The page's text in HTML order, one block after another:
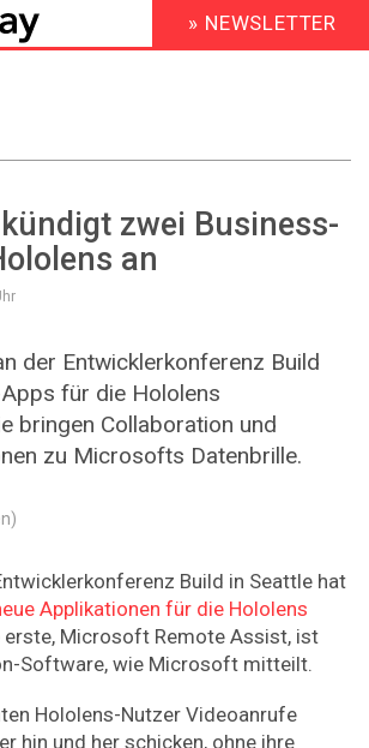
HEADER
MENU
» NEWSLETTER
zwei Business-
an
der Entwicklerkonferenz Build
für die Hololens
bringen Collaboration und
zu Microsofts Datenbrille.
Build in Seattle hat
Applikationen für die Hololens
erste, Microsoft Remote Assist, ist
Software, wie Microsoft mitteilt.
Hololens-Nutzer Videoanrufe
hin und her schicken, ohne ihre